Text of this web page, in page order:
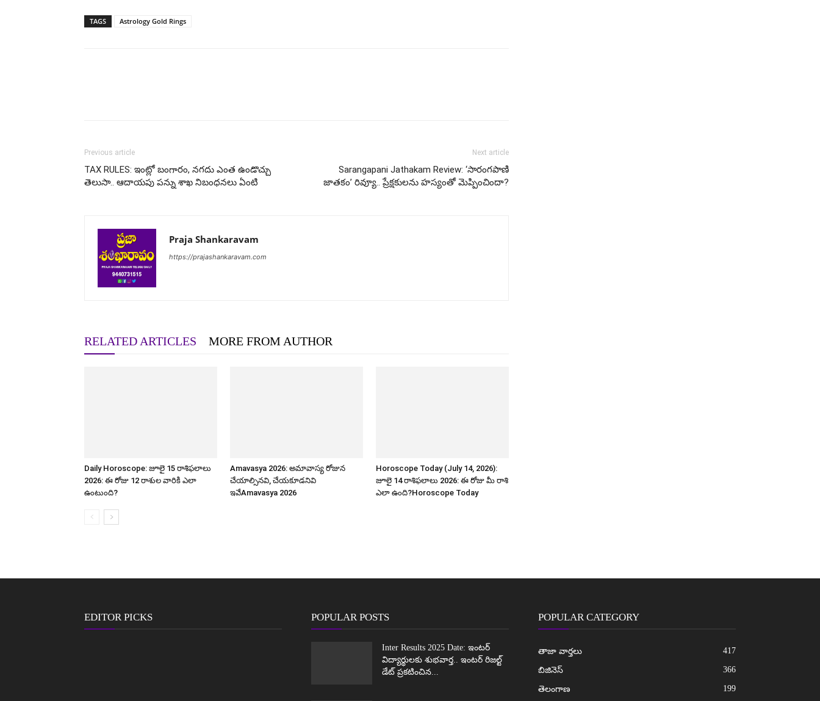
TAGS Astrology Gold Rings
Previous article
TAX RULES: ఇంట్లో బంగారం, నగదు ఎంత ఉండొచ్చు
తెలుసా.. ఆదాయపు పన్ను శాఖ నిబంధనలు ఏంటి
Next article
Sarangapani Jathakam Review: ‘సారంగపాణి
జాతకం’ రివ్యూ.. ప్రేక్షకులను హస్యంతో మెప్పించిందా?
Praja Shankaravam
https://prajashankaravam.com
RELATED ARTICLES MORE FROM AUTHOR
Daily Horoscope: జూలై 15 రాశిఫలాలు
2026: ఈ రోజు 12 రాశుల వారికి ఎలా
ఉంటుంది?
Amavasya 2026: అమావాస్య రోజున
చేయాల్సినవి, చేయకూడనివి
ఇవేAmavasya 2026
Horoscope Today (July 14, 2026):
జూలై 14 రాశిఫలాలు 2026: ఈ రోజు మీ రాశి
ఎలా ఉంది?Horoscope Today
EDITOR PICKS POPULAR POSTS
Inter Results 2025 Date: ఇంటర్
విద్యార్థులకు శుభవార్త.. ఇంటర్ రిజల్ట్
డేట్ ప్రకటించిన...
POPULAR CATEGORY
తాజా వార్తలు 417
బిజినెస్ 366
తెలంగాణ 199